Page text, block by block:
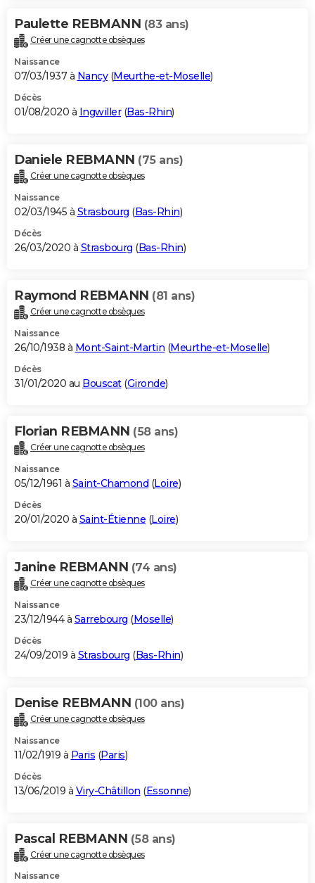
Paulette REBMANN (83 ans)
Créer une cagnotte obsèques
Naissance
07/03/1937 à Nancy(Meurthe-et-Moselle)
Décès
01/08/2020 à Ingwiller(Bas-Rhin)
Daniele REBMANN (75 ans)
Créer une cagnotte obsèques
Naissance
02/03/1945 à Strasbourg (Bas-Rhin)
Décès
26/03/2020 à Strasbourg (Bas-Rhin)
Raymond REBMANN (81 ans)
Créer une cagnotte obsèques
Naissance
26/10/1938 à Mont-Saint-Martin (Meurthe-et-Moselle)
Décès
31/01/2020 au Bouscat(Gironde)
Florian REBMANN (58 ans)
Créer une cagnotte obsèques
Naissance
05/12/1961 à Saint-Chamond (Loire)
Décès
20/01/2020 à Saint-Étienne (Loire)
Janine REBMANN (74 ans)
Créer une cagnotte obsèques
Naissance
23/12/1944 à Sarrebourg (Moselle)
Décès
24/09/2019 à Strasbourg (Bas-Rhin)
Denise REBMANN (100 ans)
Créer une cagnotte obsèques
Naissance
11/02/1919 à Paris (Paris)
Décès
13/06/2019 à Viry-Châtillon (Essonne)
Pascal REBMANN (58 ans)
Créer une cagnotte obsèques
Naissance